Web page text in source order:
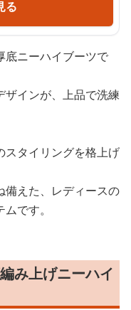
る
底ニーハイブーツで
ザインが、上品で洗練
スタイリングを格上げ
備えた、レディースの
です。
み上げニーハイ